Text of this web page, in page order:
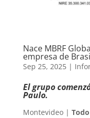
Nace MBRF
empresa de
Sep 25, 2025|
El grupo
Paulo.
Montevideo |